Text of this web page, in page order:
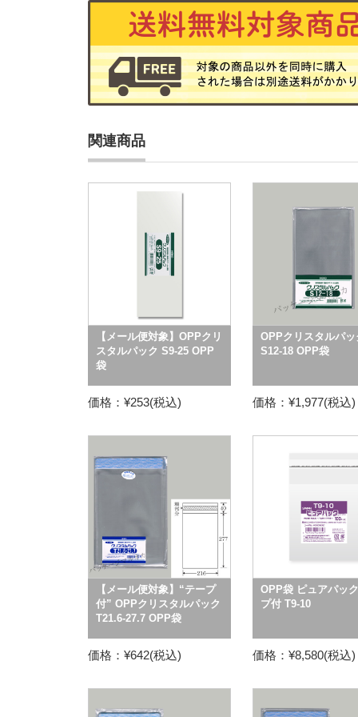
関連商品
【メール便対象】OPPクリ
スタルパック S9-25 OPP
袋
価格：¥253(税込)
OPPクリスタルパッ
S12-18 OPP袋
価格：¥1,977(税込)
【メール便対象】“テープ
付” OPPクリスタルパック
T21.6-27.7 OPP袋
価格：¥642(税込)
OPP袋 ピュアパッ
プ付 T9-10
価格：¥8,580(税込)